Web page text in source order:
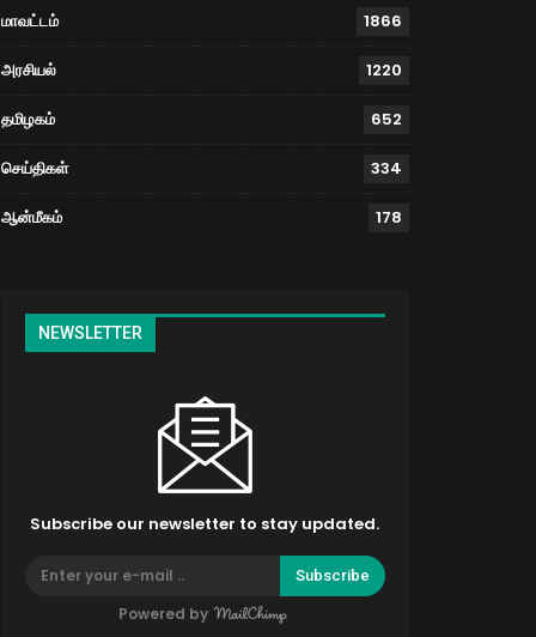
மாவட்டம் 1866
அரசியல் 1220
தமிழகம் 652
செய்திகள் 334
ஆன்மீகம் 178
NEWSLETTER
Subscribe our newsletter to stay updated.
Subscribe
Powered by